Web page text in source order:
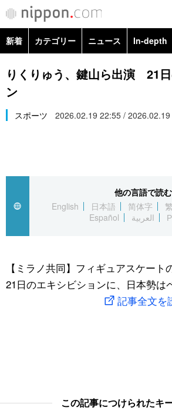
カテゴリー
経済・ビジネス
国際
文化
トップ
アーカイブ
In-depth
Japan Data
動画/Live
新着 カテゴリー ニュース In-depth
政治・外交
経済・ビジネス
スポーツ・東京2020
りくりゅう、鍵山ら出演 21
ン
スポーツ 2026.02.19 22:55 / 2026.02.19
他の言語で読む
English
日本語 简体字
Español
العربية
【ミラノ共同】フィギュアスケート
21日のエキシビションに、日本勢は
記事全文を
この記事につけられたキ